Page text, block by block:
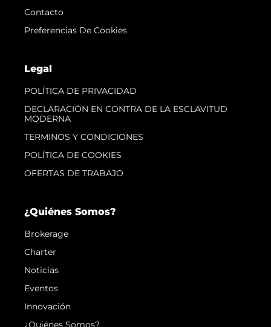
Contacto
Preferencias De Cookies
Legal
POLÍTICA DE PRIVACIDAD
DECLARACIÓN EN CONTRA DE LA ESCLAVITUD
MODERNA
TERMINOS Y CONDICIONES
POLÍTICA DE COOKIES
OFERTAS DE TRABAJO
¿Quiénes Somos?
Brokerage
Charter
Noticias
Eventos
Innovación
¿Quiénes Somos?